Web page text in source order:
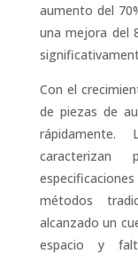
aumento del
una mejora del
Con el
de piezas de
métodos
alcanzado un
espacio y